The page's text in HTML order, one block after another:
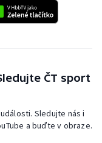
ČT sport
Sledujte nás i
a buďte v obraze.